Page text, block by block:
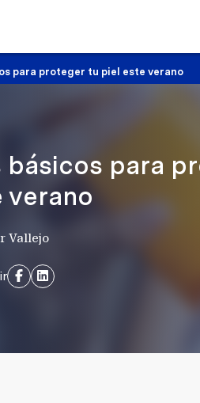
para proteger tu piel este verano
básicos para
verano
Vallejo